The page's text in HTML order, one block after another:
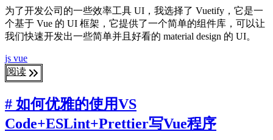
为了开发公司的一些效率工具 UI，我选择了 Vuetify，它是一
个基于 Vue 的 UI 框架，它提供了一个简单的组件库，可以让
我们快速开发出一些简单并且好看的 material design 的 UI。
js vue
阅读
# 如何优雅的使用VS
Code+ESLint+Prettier写Vue程序